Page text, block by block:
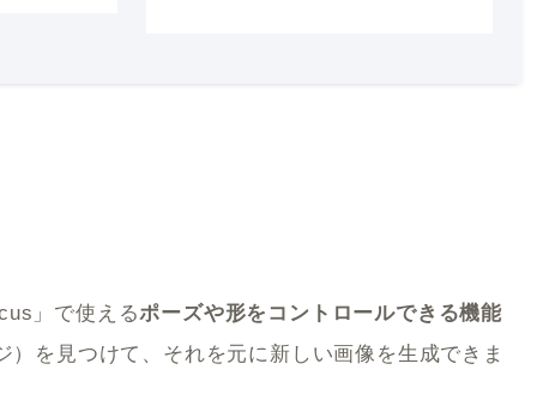
」で使えるポーズや形をコントロールできる機能
を見つけて、それを元に新しい画像を生成できま